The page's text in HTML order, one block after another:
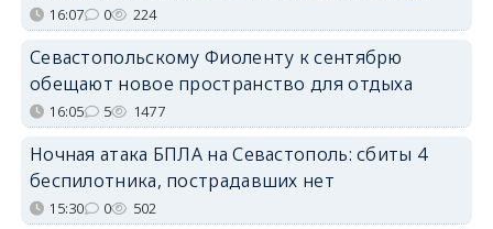
16:07 0 224
Севастопольскому Фиоленту к сентябрю
обещают новое пространство для отдыха
16:05 5 1477
Ночная атака БПЛА на Севастополь: сбиты 4
беспилотника, пострадавших нет
15:30 0 502